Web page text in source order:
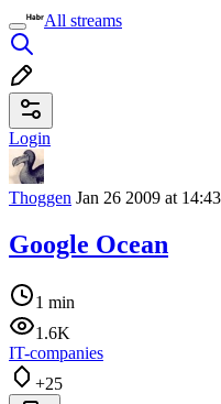
All streams
Login
Thoggen Jan 26 2009 at 14:43
Google Ocean
1 min
1.6K
IT-companies
+25